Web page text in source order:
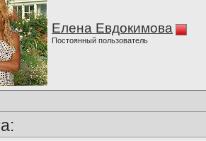
Елена Евдокимова
Постоянный пользователь